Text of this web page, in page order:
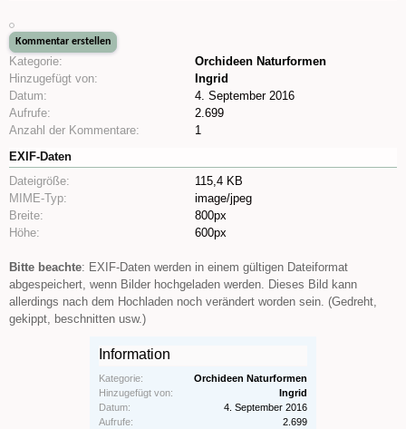
Kategorie:
Orchideen Naturformen
Hinzugefügt von:
Ingrid
Datum:
4. September 2016
Aufrufe:
2.699
Anzahl der Kommentare:
1
EXIF-Daten
Dateigröße:
115,4 KB
MIME-Typ:
image/jpeg
Breite:
800px
Höhe:
600px
Bitte beachte: EXIF-Daten werden in einem gültigen Dateiformat
abgespeichert, wenn Bilder hochgeladen werden. Dieses Bild kann
allerdings nach dem Hochladen noch verändert worden sein. (Gedreht,
gekippt, beschnitten usw.)
Information
Kategorie:
Orchideen Naturformen
Hinzugefügt von:
Ingrid
Datum:
4. September 2016
Aufrufe:
2.699